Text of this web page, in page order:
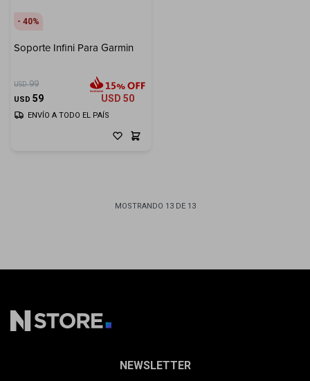
40
Soporte Infini Para Garmin
USD 99
USD 59 USD 50
ENVÍO A TODO EL PAÍS
MOSTRANDO 13DE 13
NEWSLETTER